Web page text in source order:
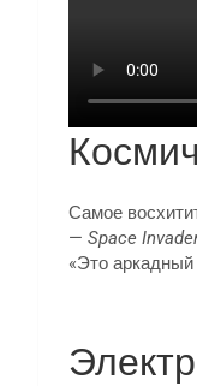
Самое
— Space
«Это